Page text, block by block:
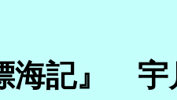
海記』 宇